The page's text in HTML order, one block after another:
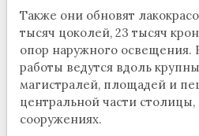
Также они обновят
тысяч цоколей, 23 тысяч
опор наружного освещения.
работы ведутся вдоль
магистралей, площадей и
центральной части
сооружениях.